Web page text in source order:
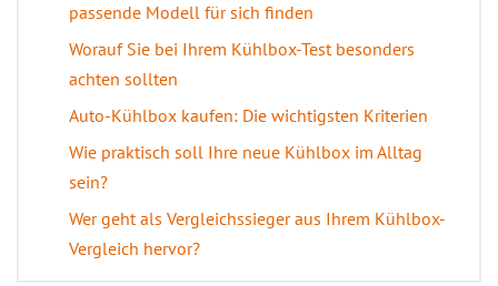
passende Modell für sich finden
Worauf Sie bei Ihrem Kühlbox-Test besonders
achten sollten
Auto-Kühlbox kaufen: Die wichtigsten Kriterien
Wie praktisch soll Ihre neue Kühlbox im Alltag
sein?
Wer geht als Vergleichssieger aus Ihrem Kühlbox-
Vergleich hervor?